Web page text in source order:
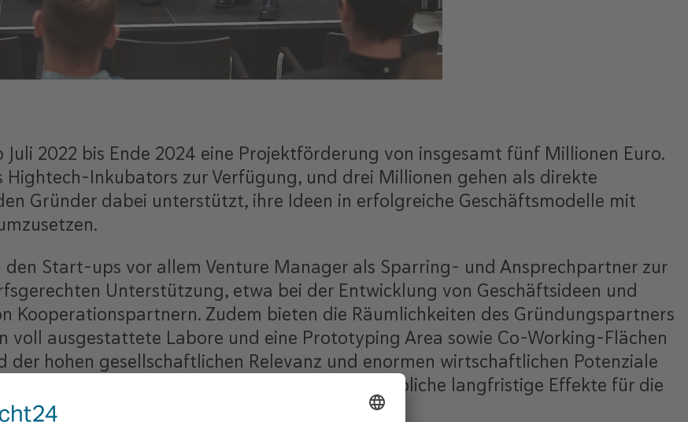
2022 bis Ende 2024 eine Projektförderung von insgesamt fünf Millionen Euro.
Inkubators zur Verfügung, und drei Millionen gehen als direkte
Gründer dabei unterstützt, ihre Ideen in erfolgreiche Geschäftsmodelle mit
Start-ups vor allem Venture Manager als Sparring- und Ansprechpartner zur
Unterstützung, etwa bei der Entwicklung von Geschäftsideen und
Kooperationspartnern. Zudem bieten die Räumlichkeiten des Gründungspartners
voll ausgestattete Labore und eine Prototyping Area sowie Co-Working-Flächen
der hohen gesellschaftlichen Relevanz und enormen wirtschaftlichen Potenziale
soll der Aufbau des Hightech-Inkubators erhebliche langfristige Effekte für die